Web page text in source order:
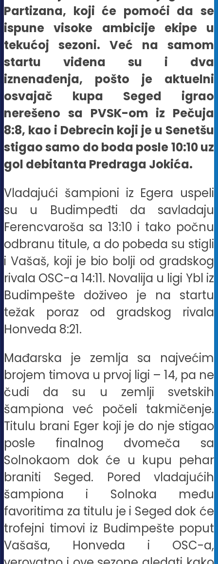
Partizana, koji će pomoći da se
ispune visoke ambicije ekipe u
tekućoj sezoni. Već na samom
startu viđena su i dva
iznenađenja, pošto je aktuelni
osvajač kupa Seged igrao
nerešeno sa PVSK-om iz Pečuja
8:8, kao i Debrecin koji je u Senetšu
stigao samo do boda posle 10:10 uz
gol debitanta Predraga Jokića.
Vladajući šampioni iz Egera uspeli
su u Budimpeđti da savladaju
Ferencvaroša sa 13:10 i tako počnu
odbranu titule, a do pobeda su stigli
i Vašaš, koji je bio bolji od gradskog
rivala OSC-a 14:11. Novalija u ligi Ybl iz
Budimpešte doživeo je na startu
težak poraz od gradskog rivala
Honveda 8:21.
Mađarska je zemlja sa najvećim
brojem timova u prvoj ligi – 14, pa ne
čudi da su u zemlji svetskih
šampiona već počeli takmičenje.
Titulu brani Eger koji je do nje stigao
posle finalnog dvomeča sa
Solnokaom dok će u kupu pehar
braniti Seged. Pored vladajućih
šampiona i Solnoka među
favoritima za titulu je i Seged dok će
trofejni timovi iz Budimpešte poput
Vašaša, Honveda i OSC-a,